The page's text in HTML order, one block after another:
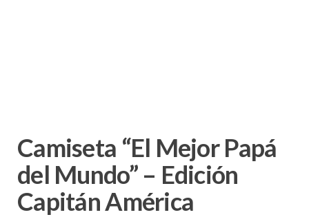
Camiseta “El Mejor Papá
del Mundo” – Edición
Capitán América